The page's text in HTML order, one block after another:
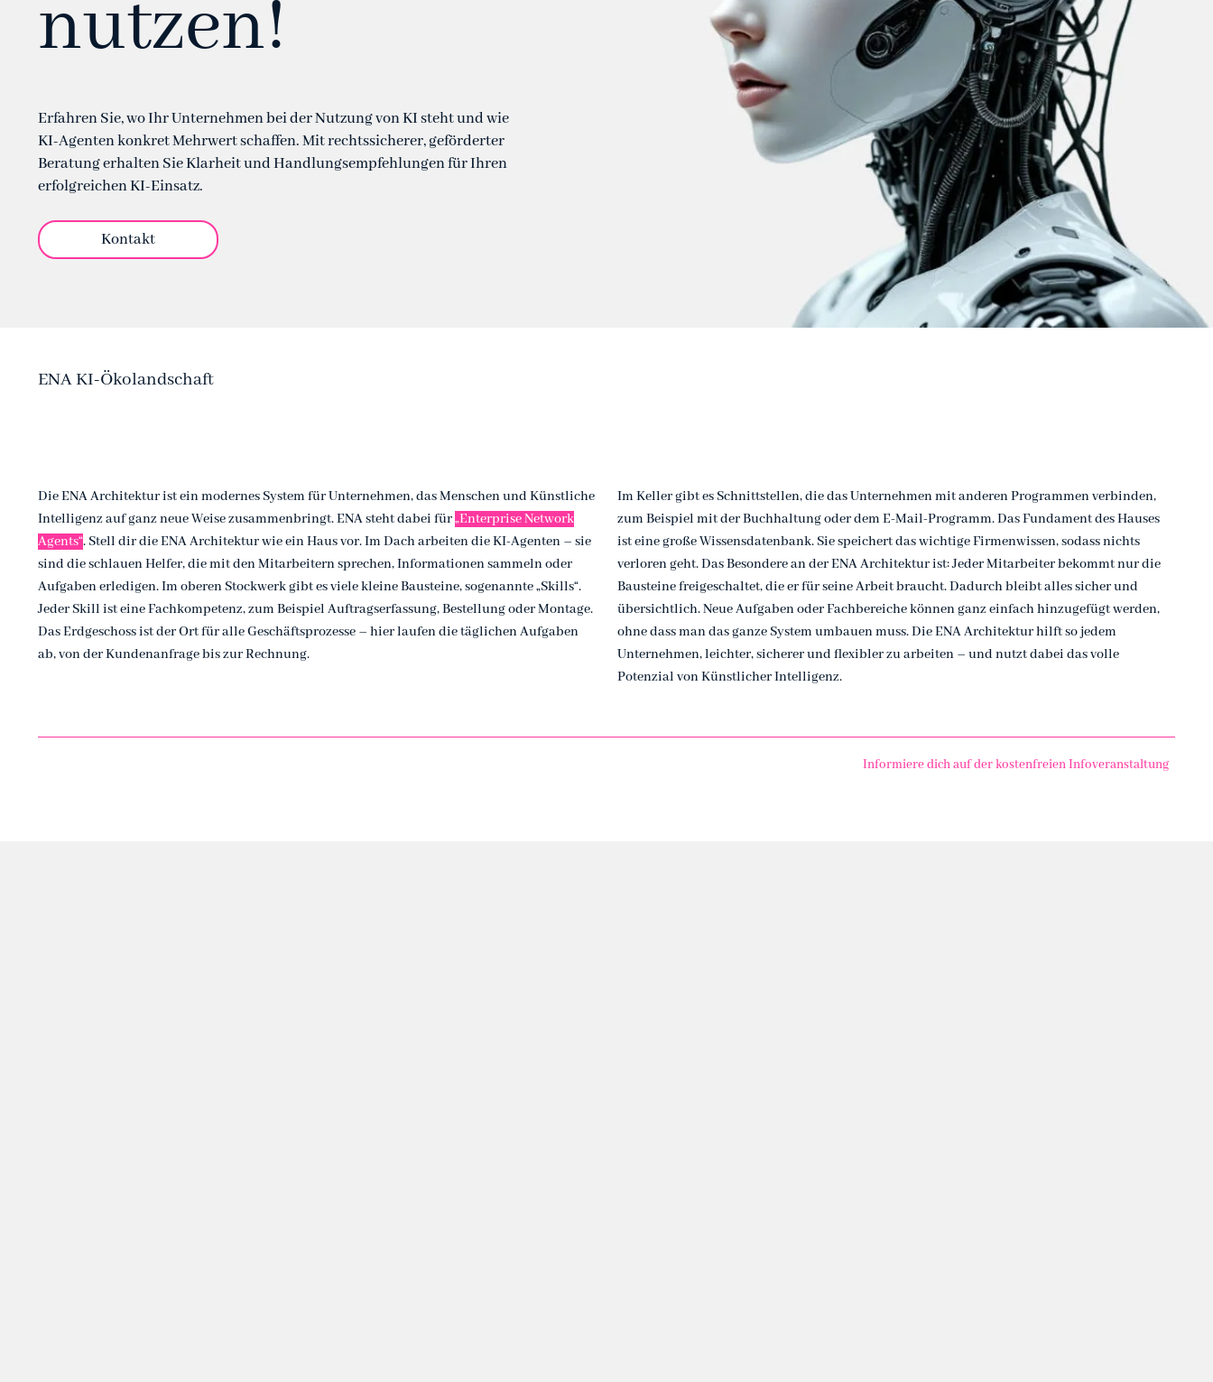
Im Keller gibt es Schnittstellen, die das Unternehmen mit anderen Programmen verbinden,
zum Beispiel mit der Buchhaltung oder dem E-Mail-Programm. Das Fundament des Hauses
ist eine große Wissensdatenbank. Sie speichert das wichtige Firmenwissen, sodass nichts
verloren geht. Das Besondere an der ENA Architektur ist: Jeder Mitarbeiter bekommt nur die
Bausteine freigeschaltet, die er für seine Arbeit braucht. Dadurch bleibt alles sicher und
übersichtlich. Neue Aufgaben oder Fachbereiche können ganz einfach hinzugefügt werden,
ohne dass man das ganze System umbauen muss. Die ENA Architektur hilft so jedem
Unternehmen, leichter, sicherer und flexibler zu arbeiten – und nutzt dabei das volle
Potenzial von Künstlicher Intelligenz.
Informiere dich auf der kostenfreien Infoveranstaltung
Die ENA Architektur ist ein modernes System für Unternehmen, das Menschen und Künstliche
Intelligenz auf ganz neue Weise zusammenbringt. ENA steht dabei für„Enterprise Network
Agents“. Stell dir die ENA Architektur wie ein Haus vor. Im Dach arbeiten die KI-Agenten – sie
sind die schlauen Helfer, die mit den Mitarbeitern sprechen, Informationen sammeln oder
Aufgaben erledigen. Im oberen Stockwerk gibt es viele kleine Bausteine, sogenannte „Skills“.
Jeder Skill ist eine Fachkompetenz, zum Beispiel Auftragserfassung, Bestellung oder Montage.
Das Erdgeschoss ist der Ort für alle Geschäftsprozesse – hier laufen die täglichen Aufgaben
ab, von der Kundenanfrage bis zur Rechnung.
ENA KI-Ökolandschaft
nutzen!
Erfahren Sie, wo Ihr Unternehmen bei der Nutzung von KI steht und wie
KI-Agenten konkret Mehrwert schaffen. Mit rechtssicherer, geförderter
Beratung erhalten Sie Klarheit und Handlungsempfehlungen für Ihren
erfolgreichen KI-Einsatz.
Kontakt